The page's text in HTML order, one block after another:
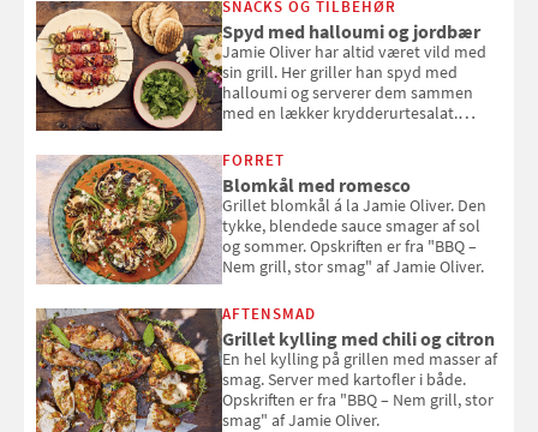
SNACKS OG TILBEHØR
Spyd med halloumi og jordbær
Jamie Oliver har altid været vild med
sin grill. Her griller han spyd med
halloumi og serverer dem sammen
med en lækker krydderurtesalat.
smag" af Jamie Oliver.
FORRET
Blomkål med romesco
Grillet blomkål á la Jamie Oliver. Den
tykke, blendede sauce smager af sol
og sommer. Opskriften er fra "BBQ –
Nem grill, stor smag" af Jamie Oliver.
AFTENSMAD
Grillet kylling med chili og citron
En hel kylling på grillen med masser af
smag. Server med kartofler i både.
Opskriften er fra "BBQ – Nem grill, stor
smag" af Jamie Oliver.